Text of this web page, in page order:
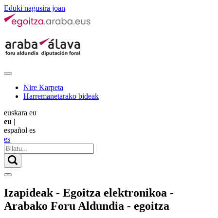
Eduki nagusira joan
Nire Karpeta
Harremanetarako bideak
euskara eu
eu |
español es
es
Izapideak - Egoitza elektronikoa -
Arabako Foru Aldundia - egoitza